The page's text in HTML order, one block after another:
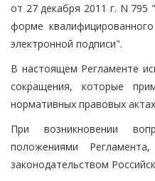
от 27 декабря 2011 г. N
форме
электронной подписи".
В настоящем Регламенте
сокращения, которые
нормативных правовых
При возникновении
положениями Регламента,
законодательством